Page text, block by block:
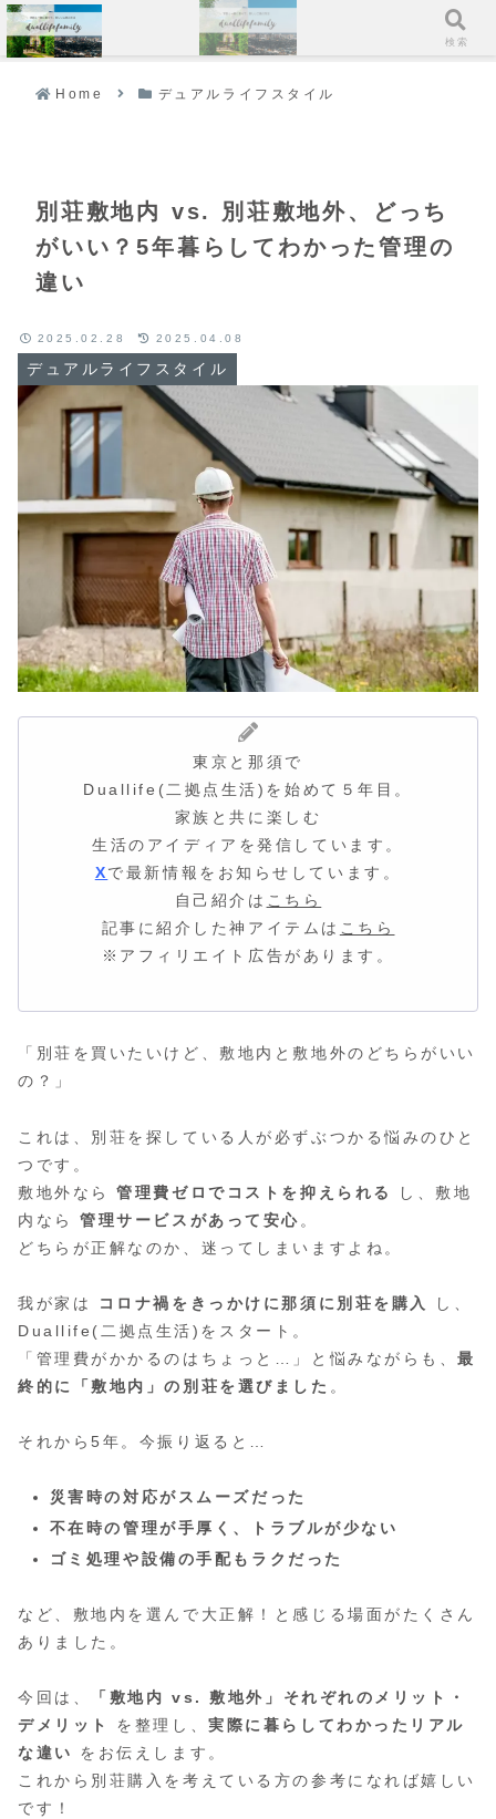
Home デュアルライフスタイル
別荘敷地内 vs. 別荘敷地外、どっち
がいい？5年暮らしてわかった管理の
違い
デュアルライフスタイル
2025.02.28 2025.04.08
東京と那須で
Duallife(二拠点生活)を始めて５年目。
家族と共に楽しむ
生活のアイディア を発信しています。
Xで最新情報をお知らせしています。
自己紹介は こちら
記事に紹介した神アイテムは こちら
※アフィリエイト広告があります。
「別荘を買いたいけど、敷地内と敷地外のどちらがいい
の？」
これは、別荘を探している人が必ずぶつかる悩みのひと
つです。
敷地外なら管理費ゼロでコストを抑えられる
し、敷地
内なら管理サービスがあって安心 。
どちらが正解なのか、迷ってしまいますよね。
我が家は コロナ禍をきっかけに那須に別荘を購入
し、
Duallife(二拠点生活)をスタート。
「管理費がかかるのはちょっと…」と悩みながらも、最
終的に「敷地内」の別荘を選びました 。
それから5年。今振り返ると…
災害時の対応がスムーズだった
不在時の管理が手厚く、トラブルが少ない
ゴミ処理や設備の手配もラクだった
など、敷地内を選んで大正解！と感じる場面がたくさん
ありました。
今回は、
「敷地内 vs. 敷地外」それぞれのメリット・
デメリット
を整理し、実際に暮らしてわかったリアル
な違い
をお伝えします。
これから別荘購入を考えている方の参考になれば嬉しい
です！
メニュー 検索